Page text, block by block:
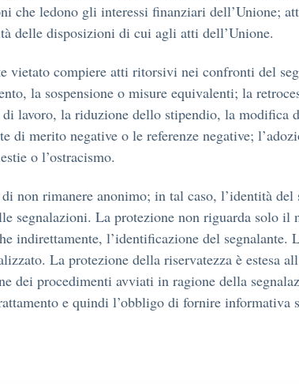
che ledono gli interessi finanziari dell’Unione;
delle disposizioni di cui agli atti dell’Unione.
vietato compiere atti ritorsivi nei confronti del
la sospensione o misure equivalenti; la
lavoro, la riduzione dello stipendio, la modifica
di merito negative o le referenze negative;
o l’ostracismo.
non rimanere anonimo; in tal caso, l’identità del
segnalazioni. La protezione non riguarda solo
indirettamente, l’identificazione del segnalante.
La protezione della riservatezza è estesa
dei procedimenti avviati in ragione della
e quindi l’obbligo di fornire